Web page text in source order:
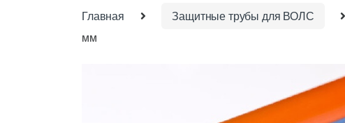
Главная Защитные трубы для ВОЛС
мм